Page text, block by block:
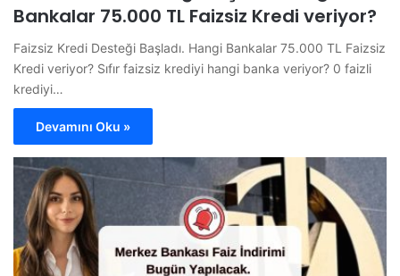
Bankalar 75.000 TL Faizsiz Kredi veriyor?
Faizsiz Kredi Desteği Başladı. Hangi Bankalar 75.000 TL Faizsiz
Kredi veriyor? Sıfır faizsiz krediyi hangi banka veriyor? 0 faizli
krediyi…
Devamını Oku »